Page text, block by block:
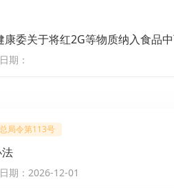
委关于将红2G等物质纳入食品
期：
局令第113号
期： 2026-12-01